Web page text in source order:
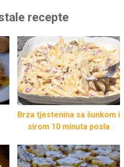
recepte
Brza tjestenina sa šunkom i
sirom 10 minuta posla